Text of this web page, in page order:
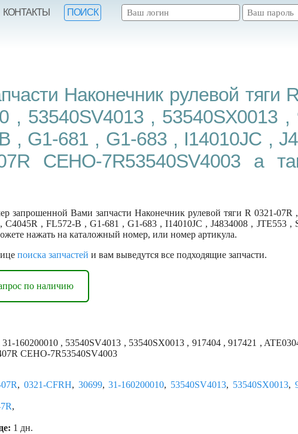
КОНТАКТЫ ПОИСК
Наконечник рулевой тяги
, 53540SV4013 , 53540SX0013
, G1-681 , G1-683 , I14010JC ,
CEHO-7R53540SV4003 а
запрошенной Вами запчасти Наконечник рулевой тяги R 0321-07R
, FL572-B , G1-681 , G1-683 , I14010JC , J4834008 , JTE553
нажать на каталожный номер, или номер артикула.
поиска запчастей и вам выведутся все подходящие запчасти.
по наличию
160200010 , 53540SV4013 , 53540SX0013 , 917404 , 917421 ,
CEHO-7R53540SV4003
, 0321-CFRH, 30699,31-160200010, 53540SV4013, 53540SX0013,
,
1 дн.